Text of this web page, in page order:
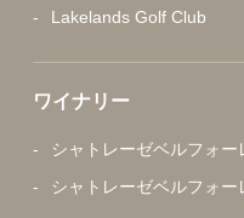
Lakelands Golf Club
ワイナリー
シャトレーゼベルフォ
シャトレーゼベルフォー